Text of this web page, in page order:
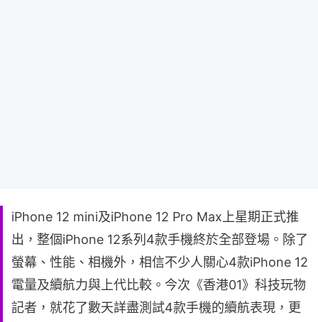
iPhone 12 mini及iPhone 12 Pro Max上星期正式推
出，整個iPhone 12系列4款手機終於全部登場。除了
螢幕、性能、相機外，相信不少人關心4款iPhone 12
電量及續航力與上代比較。今次《香港01》科技玩物
記者，就花了數天詳盡測試4款手機的續航表現，更